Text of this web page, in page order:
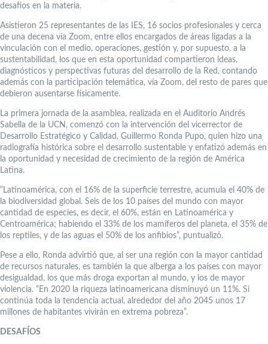
desafíos en la materia.
Asistieron 25 representantes de las IES, 16 socios profesionales y cerca
de una decena vía Zoom, entre ellos encargados de áreas ligadas a la
vinculación con el medio, operaciones, gestión y, por supuesto, a la
sustentabilidad, los que en esta oportunidad compartieron ideas,
diagnósticos y perspectivas futuras del desarrollo de la Red, contando
además con la participación telemática, vía Zoom, del resto de pares que
debieron ausentarse físicamente.
La primera jornada de la asamblea, realizada en el Auditorio Andrés
Sabella de la UCN, comenzó con la intervención del vicerrector de
Desarrollo Estratégico y Calidad, Guillermo Ronda Pupo, quien hizo una
radiografía histórica sobre el desarrollo sustentable y enfatizó además en
la oportunidad y necesidad de crecimiento de la región de América
Latina.
“Latinoamérica, con el 16% de la superficie terrestre, acumula el 40% de
la biodiversidad global. Seis de los 10 países del mundo con mayor
cantidad de especies, es decir, el 60%, están en Latinoamérica y
Centroamérica; habiendo el 33% de los mamíferos del planeta, el 35% de
los reptiles, y de las aguas el 50% de los anfibios”, puntualizó.
Pese a ello, Ronda advirtió que, al ser una región con la mayor cantidad
de recursos naturales, es también la que alberga a los países con mayor
desigualdad, los que más droga exportan al mundo, y los de mayor
violencia. “En 2020 la riqueza latinoamericana disminuyó un 11%. Si
continúa toda la tendencia actual, alrededor del año 2045 unos 17
millones de habitantes vivirán en extrema pobreza”.
DESAFÍOS